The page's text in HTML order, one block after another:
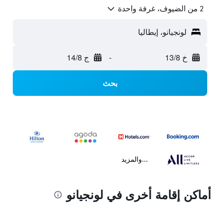
2 من الضيوف، غرفة واحدة
لونجيانو، إيطاليا
خ 13/8 - ج 14/8
بحث
...والمزيد
أماكن إقامة أخرى في لونجيانو